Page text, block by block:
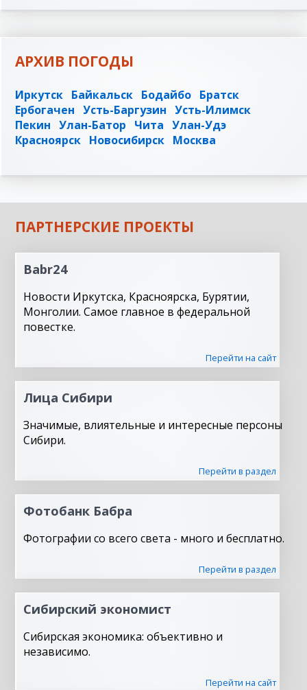
АРХИВ ПОГОДЫ
Иркутск Байкальск Бодайбо Братск
Ербогачен Усть-Баргузин Усть-Илимск
Пекин Улан-Батор Чита Улан-Удэ
Красноярск Новосибирск Москва
ПАРТНЕРСКИЕ ПРОЕКТЫ
Babr24
Новости Иркутска, Красноярска, Бурятии,
Монголии. Самое главное в федеральной
повестке.
Перейти на сайт
Лица Сибири
Значимые, влиятельные и интересные персоны
Сибири.
Перейти в раздел
Фотобанк Бабра
Фотографии со всего света - много и бесплатно.
Перейти в раздел
Сибирский экономист
Сибирская экономика: объективно и
независимо.
Перейти на сайт